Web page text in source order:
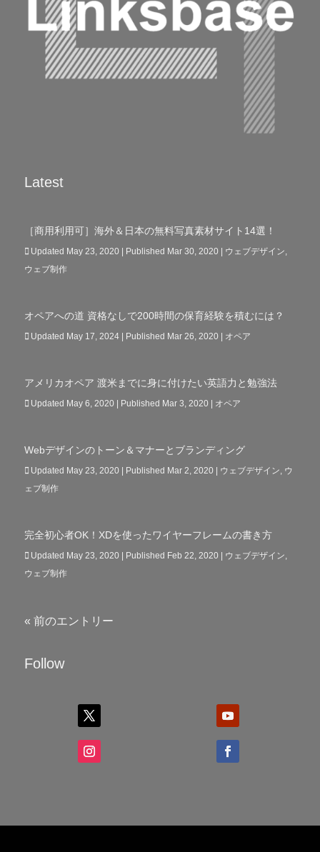
Latest
［商用利用可］海外＆日本の無料写真素材サイト14選！
Updated May 23, 2020 | Published Mar 30, 2020| ウェブデザイン,
ウェブ制作
オペアへの道 資格なしで200時間の保育経験を積むには？
Updated May 17, 2024 | Published Mar 26, 2020| オペア
アメリカオペア 渡米までに身に付けたい英語力と勉強法
Updated May 6, 2020 | Published Mar 3, 2020| オペア
Webデザインのトーン＆マナーとブランディング
Updated May 23, 2020 | Published Mar 2, 2020| ウェブデザイン, ウ
ェブ制作
完全初心者OK！XDを使ったワイヤーフレームの書き方
Updated May 23, 2020 | Published Feb 22, 2020| ウェブデザイン,
ウェブ制作
« 前のエントリー
Follow